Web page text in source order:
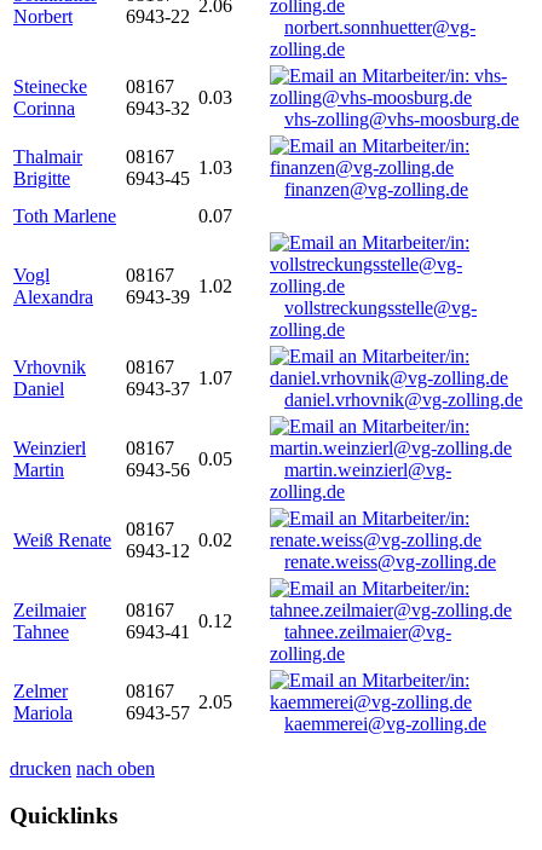
Norbert
6943-22
2.06
norbert.sonnhuetter@vg-
zolling.de
Steinecke
Corinna
08167
6943-32
0.03
vhs-zolling@vhs-moosburg.de
Thalmair
Brigitte
08167
6943-45
1.03
finanzen@vg-zolling.de
Toth Marlene
0.07
Vogl
Alexandra
08167
6943-39
1.02
vollstreckungsstelle@vg-
zolling.de
Vrhovnik
Daniel
08167
6943-37
1.07
daniel.vrhovnik@vg-zolling.de
Weinzierl
Martin
08167
6943-56
0.05
martin.weinzierl@vg-
zolling.de
Weiß Renate
08167
6943-12
0.02
renate.weiss@vg-zolling.de
Zeilmaier
Tahnee
08167
6943-41
0.12
tahnee.zeilmaier@vg-
zolling.de
Zelmer
Mariola
08167
6943-57
2.05
kaemmerei@vg-zolling.de
drucken nach oben
Quicklinks